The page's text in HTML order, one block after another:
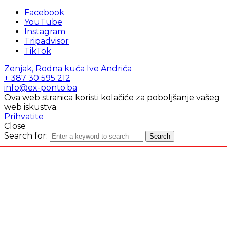
Facebook
YouTube
Instagram
Tripadvisor
TikTok
Zenjak, Rodna kuća Ive Andrića
+ 387 30 595 212
info@ex-ponto.ba
Ova web stranica koristi kolačiće za poboljšanje vašeg
web iskustva.
Prihvatite
Close
Search for:
Search